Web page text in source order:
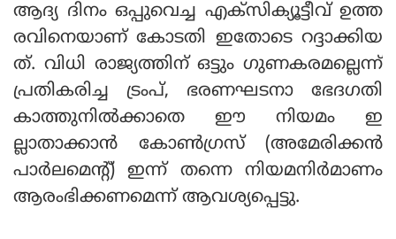
ആദ്യ ദിനം ഒപ്പുവെച്ച എക്‌സിക്യൂട്ടീവ് ഉത്ത
രവിനെയാണ് കോടതി ഇതോടെ റദ്ദാക്കിയ
ത്. വിധി രാജ്യത്തിന് ഒട്ടും ഗുണകരമല്ലെന്ന്
പ്രതികരിച്ച ട്രംപ്, ഭരണഘടനാ ഭേദഗതി
കാത്തുനില്‍ക്കാതെ ഈ നിയമം ഇ
ല്ലാതാക്കാന്‍ കോണ്‍ഗ്രസ് (അമേരിക്കന്‍
പാര്‍ലമെന്റ്) ഇന്ന് തന്നെ നിയമനിര്‍മാണം
ആരംഭിക്കണമെന്ന് ആവശ്യപ്പെട്ടു.